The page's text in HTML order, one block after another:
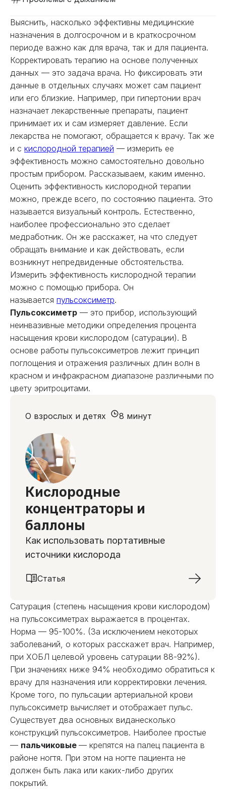
Выяснить, насколько эффективны медицинские
назначения в долгосрочном и в краткосрочном
периоде важно как для врача, так и для пациента.
Корректировать терапию на основе полученных
данных — это задача врача. Но фиксировать эти
данные в отдельных случаях может сам пациент
или его близкие. Например, при гипертонии врач
назначает лекарственные препараты, пациент
принимает их и сам измеряет давление. Если
лекарства не помогают, обращается к врачу. Так же
и с кислородной терапией — измерить ее
эффективность можно самостоятельно довольно
простым прибором. Рассказываем, каким именно.
Оценить эффективность кислородной терапии
можно, прежде всего, по состоянию пациента. Это
называется визуальный контроль. Естественно,
наиболее профессионально это сделает
медработник. Он же расскажет, на что следует
обращать внимание и как действовать, если
возникнут непредвиденные обстоятельства.
Измерить эффективность кислородной терапии
можно с помощью прибора. Он
называется пульсоксиметр.
Пульсоксиметр — это прибор, использующий
неинвазивные методики определения процента
насыщения крови кислородом (сатурации). В
основе работы пульсоксиметров лежит принцип
поглощения и отражения различных длин волн в
красном и инфракрасном диапазоне различными по
цвету эритроцитами.
Кислородные
концентраторы и
баллоны
Как использовать портативные
источники кислорода
О взрослых и детях
Статья
8 минут
Сатурация (степень насыщения крови кислородом)
на пульсоксиметрах выражается в процентах.
Норма — 95-100%. (За исключением некоторых
заболеваний, о которых расскажет врач. Например,
при ХОБЛ целевой уровень сатурации 88-92%).
При значениях ниже 94% необходимо обратиться к
врачу для назначения или корректировки лечения.
Кроме того, по пульсации артериальной крови
пульсоксиметр вычисляет и отображает пульс.
Существует два основных виданесколько
конструкций пульсоксиметров. Наиболее простые
— пальчиковые — крепятся на палец пациента в
районе ногтя. При этом на ногте пациента не
должен быть лака или каких-либо других
покрытий.